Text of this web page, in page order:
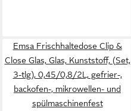
Emsa Frischhaltedose Clip &
Close Glas, Glas, Kunststoff, (Set,
3-tlg), 0,45/0,8/2L, gefrier-,
backofen-, mikrowellen- und
spülmaschinenfest